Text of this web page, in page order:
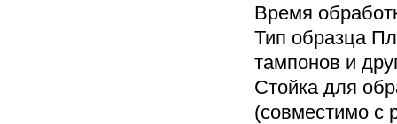
Время
Тип образца
тампонов и
Стойка для
(совместимо с